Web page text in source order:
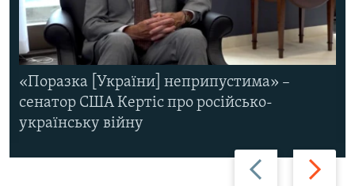
Назад Вперед
«Поразка [України] неприпустима» –
сенатор США Кертіс про російсько-
українську війну